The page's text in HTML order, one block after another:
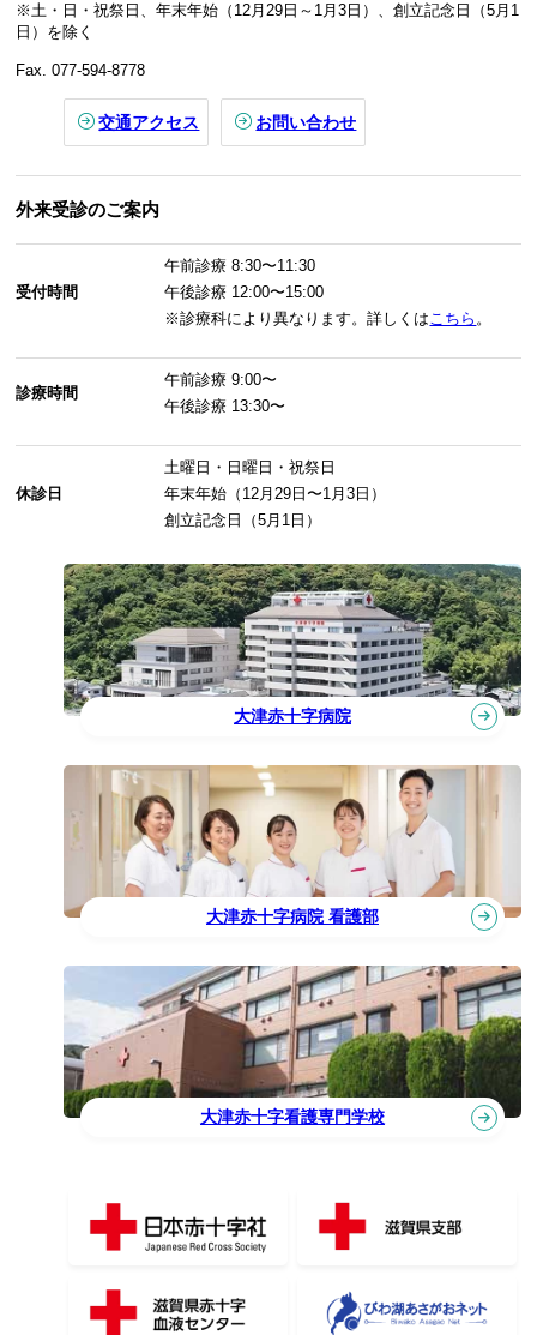
※土・日・祝祭日、年末年始（12月29日～1月3日）、創立記念日（5月1
日）を除く
Fax. 077-594-8778
交通アクセス お問い合わせ
外来受診のご案内
受付時間
午前診療8:30〜11:30
午後診療 12:00〜15:00
※診療科により異なります。詳しくはこちら 。
診療時間
午前診療9:00〜
午後診療 13:30〜
休診日
土曜日・日曜日・祝祭日
年末年始（12月29日〜1月3日）
創立記念日（5月1日）
大津赤十字病院
大津赤十字病院 看護部
大津赤十字看護専門学校